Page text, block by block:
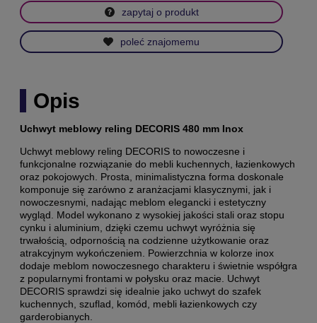
zapytaj o produkt
poleć znajomemu
Opis
Uchwyt meblowy reling DECORIS 480 mm Inox
Uchwyt meblowy reling DECORIS to nowoczesne i
funkcjonalne rozwiązanie do mebli kuchennych, łazienkowych
oraz pokojowych. Prosta, minimalistyczna forma doskonale
komponuje się zarówno z aranżacjami klasycznymi, jak i
nowoczesnymi, nadając meblom elegancki i estetyczny
wygląd. Model wykonano z wysokiej jakości stali oraz stopu
cynku i aluminium, dzięki czemu uchwyt wyróżnia się
trwałością, odpornością na codzienne użytkowanie oraz
atrakcyjnym wykończeniem. Powierzchnia w kolorze inox
dodaje meblom nowoczesnego charakteru i świetnie współgra
z popularnymi frontami w połysku oraz macie. Uchwyt
DECORIS sprawdzi się idealnie jako uchwyt do szafek
kuchennych, szuflad, komód, mebli łazienkowych czy
garderobianych.